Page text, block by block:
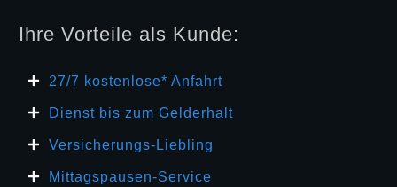
Ihre Vorteile als Kunde:
27/7 kosten lose* Anfahrt
Dienst bis zum Gelderhalt
Versicherungs-Liebling
Mittagspausen-Service